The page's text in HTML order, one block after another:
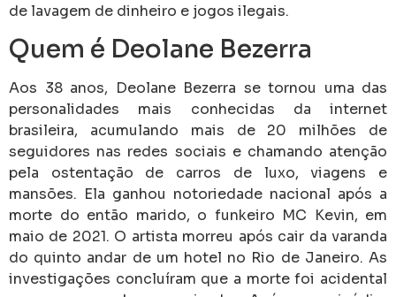
de lavagem de dinheiro e jogos ilegais.
Quem é Deolane Bezerra
Aos 38 anos, Deolane Bezerra se tornou uma das
personalidades mais conhecidas da internet
brasileira, acumulando mais de 20 milhões de
seguidores nas redes sociais e chamando atenção
pela ostentação de carros de luxo, viagens e
mansões. Ela ganhou notoriedade nacional após a
morte do então marido, o funkeiro MC Kevin, em
maio de 2021. O artista morreu após cair da varanda
do quinto andar de um hotel no Rio de Janeiro. As
investigações concluíram que a morte foi acidental